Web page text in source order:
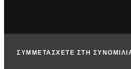
ΣΥΜΜΕΤΑΣΧΕΤΕ ΣΤΗ